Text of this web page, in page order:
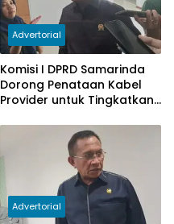
Advertorial
Komisi I DPRD Samarinda
Dorong Penataan Kabel
Provider untuk Tingkatkan
Advertorial